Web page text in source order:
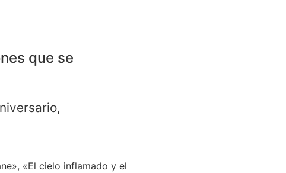
que se
«El cielo inflamado y el